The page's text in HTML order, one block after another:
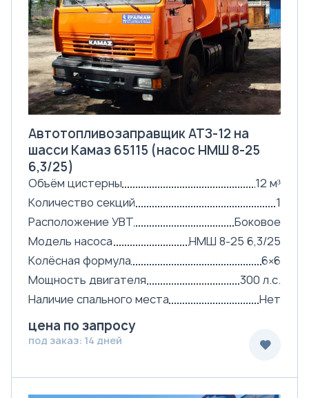
Автотопливозаправщик АТЗ-12 на
шасси Камаз 65115 (насос НМШ 8-25
6,3/25)
Объём цистерны
12 м³
Количество секций
1
Расположение УВТ
Боковое
Модель насоса
НМШ 8-25 6,3/25
Колёсная формула
6×6
Мощность двигателя
300 л.с.
Наличие спального места
Нет
цена по запросу
под заказ: 14 дней